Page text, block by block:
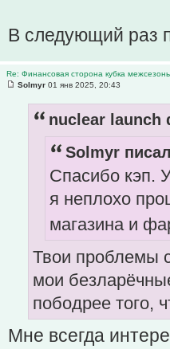
В следующий раз
Re: Финансовая сторона кубка
Solmyr 01 янв 2025, 20:43
nuclear launch
Solmyr
Спасибо кэп.
я неплохо
магазина и
Твои проблемы
мои
пободрее того,
Мне всегда